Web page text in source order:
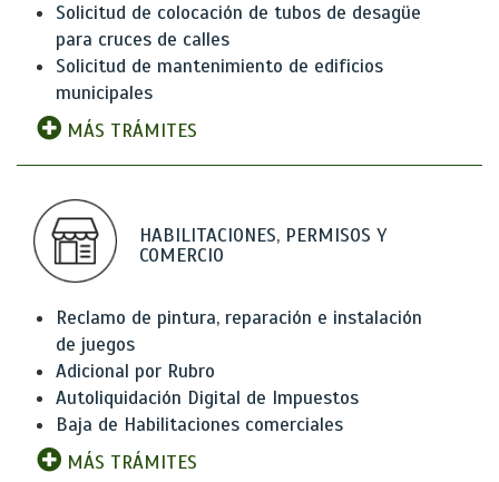
Solicitud de colocación de tubos de desagüe
para cruces de calles
Solicitud de mantenimiento de edificios
municipales
MÁS TRÁMITES
HABILITACIONES, PERMISOS Y
COMERCIO
Reclamo de pintura, reparación e instalación
de juegos
Adicional por Rubro
Autoliquidación Digital de Impuestos
Baja de Habilitaciones comerciales
MÁS TRÁMITES